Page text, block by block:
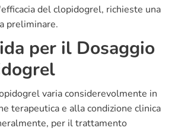
del clopidogrel, richieste una
preliminare.
per il Dosaggio
varia considerevolmente in
terapeutica e alla condizione clinica
per il trattamento